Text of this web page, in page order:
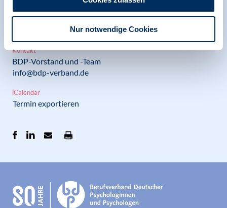
Nur notwendige Cookies
Freitag, 05.06.2026 -
Sonntag, 07.06.2026
Kontakt
BDP-Vorstand und -Team
info@bdp-verband.de
iCalendar
Termin exportieren